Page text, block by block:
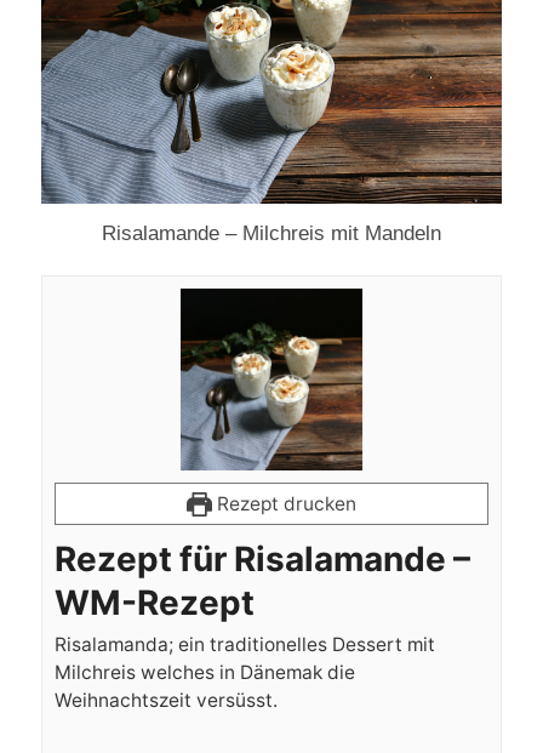
Risalamande – Milchreis mit Mandeln
Rezept drucken
Rezept für Risalamande –
WM-Rezept
Risalamanda; ein traditionelles Dessert mit
Milchreis welches in Dänemak die
Weihnachtszeit versüsst.